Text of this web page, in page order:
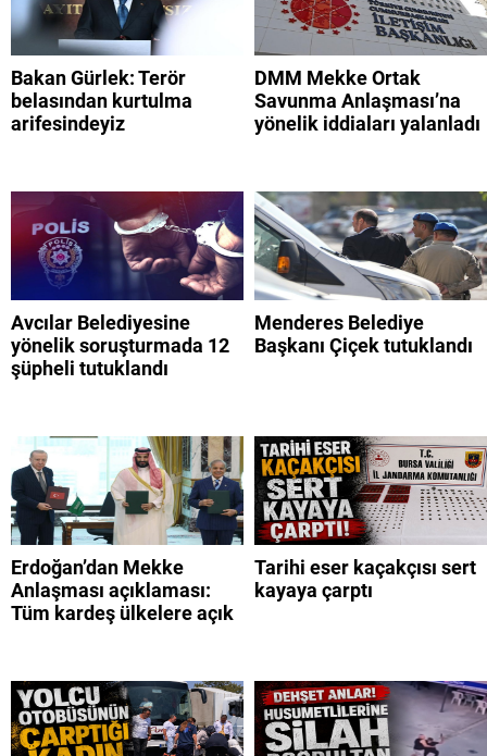
Bakan Gürlek: Terör
belasından kurtulma
arifesindeyiz
DMM Mekke Ortak
Savunma Anlaşması’na
yönelik iddiaları yalanladı
Avcılar Belediyesine
yönelik soruşturmada 12
şüpheli tutuklandı
Menderes Belediye
Başkanı Çiçek tutuklandı
Erdoğan’dan Mekke
Anlaşması açıklaması:
Tüm kardeş ülkelere açık
Tarihi eser kaçakçısı sert
kayaya çarptı